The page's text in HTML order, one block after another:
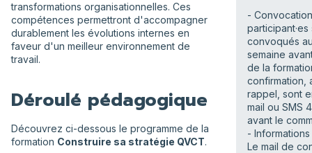
transformations organisationnelles. Ces
compétences permettront d'accompagner
durablement les évolutions internes en
faveur d'un meilleur environnement de
travail.
Déroulé pédagogique
Découvrez ci-dessous le programme de la
formation Construire sa stratégie QVCT.
-
participant·es
convoqués
semaine
de la
confirmation,
rappel, sont
mail ou SMS
avant le
-
Le mail de